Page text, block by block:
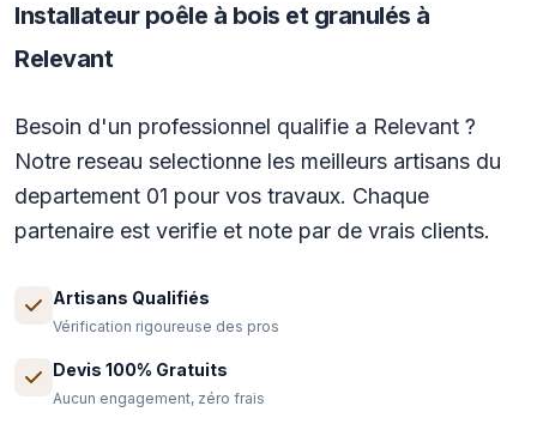
Installateur poêle à bois et granulés à
Relevant
Besoin d'un professionnel qualifie a Relevant ?
Notre reseau selectionne les meilleurs artisans du
departement 01 pour vos travaux. Chaque
partenaire est verifie et note par de vrais clients.
Artisans Qualifiés
Vérification rigoureuse des pros
Devis 100% Gratuits
Aucun engagement, zéro frais